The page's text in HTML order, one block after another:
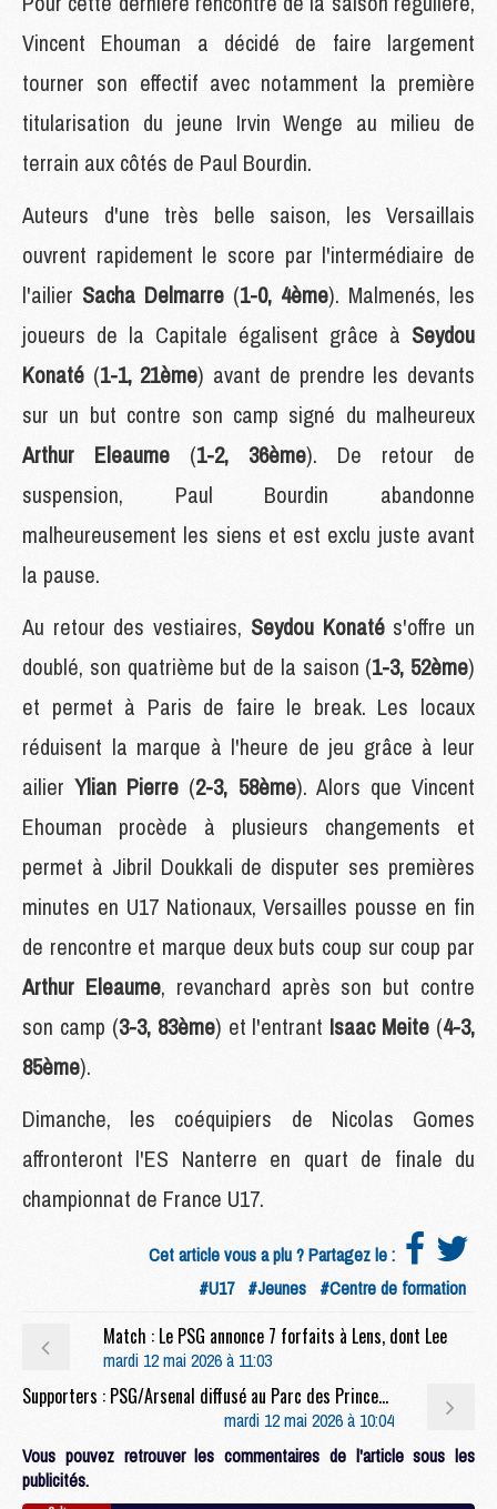
Vincent Ehouman a décidé de faire largement
tourner son effectif avec notamment la première
titularisation du jeune Irvin Wenge au milieu de
terrain aux côtés de Paul Bourdin.
Auteurs d'une très belle saison, les Versaillais
ouvrent rapidement le score par l'intermédiaire de
l'ailier Sacha Delmarre (1-0, 4ème). Malmenés, les
joueurs de la Capitale égalisent grâce à Seydou
Konaté (1-1, 21ème) avant de prendre les devants
sur un but contre son camp signé du malheureux
Arthur Eleaume (1-2, 36ème). De retour de
suspension, Paul Bourdin abandonne
malheureusement les siens et est exclu juste avant
la pause.
Au retour des vestiaires, Seydou Konatés'offre un
doublé, son quatrième but de la saison (1-3, 52ème)
et permet à Paris de faire le break. Les locaux
réduisent la marque à l'heure de jeu grâce à leur
ailierYlian Pierre (2-3, 58ème). Alors que Vincent
Ehouman procède à plusieurs changements et
permet à Jibril Doukkali de disputer ses premières
minutes en U17 Nationaux, Versailles pousse en fin
de rencontre et marque deux buts coup sur coup par
Arthur Eleaume, revanchard après son but contre
son camp (3-3, 83ème) et l'entrant Isaac Meite (4-3,
85ème).
Dimanche, les coéquipiers de Nicolas Gomes
affronteront l'ES Nanterre en quart de finale du
championnat de France U17.
Cet article vous a plu ? Partagez le :
#U17 #Jeunes #Centre de formation
Match : Le PSG annonce 7 forfaits à Lens, dont Lee
mardi 12 mai 2026 à 11:03
Supporters : PSG/Arsenal diffusé au Parc des Princes, premières modalités pour les places
mardi 12 mai 2026 à 10:04
Vous pouvez retrouver les commentaires de l'article sous les
publicités.